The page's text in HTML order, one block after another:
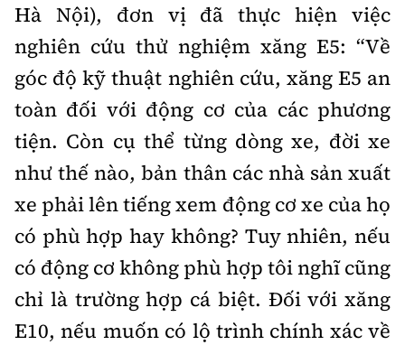
Hà Nội), đơn vị đã thực hiện việc
nghiên cứu thử nghiệm xăng E5: “Về
góc độ kỹ thuật nghiên cứu, xăng E5 an
toàn đối với động cơ của các phương
tiện. Còn cụ thể từng dòng xe, đời xe
như thế nào, bản thân các nhà sản xuất
xe phải lên tiếng xem động cơ xe của họ
có phù hợp hay không? Tuy nhiên, nếu
có động cơ không phù hợp tôi nghĩ cũng
chỉ là trường hợp cá biệt. Đối với xăng
E10, nếu muốn có lộ trình chính xác về